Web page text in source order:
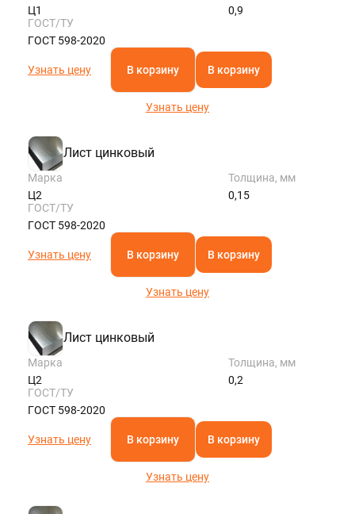
Ц1
0,9
ГОСТ/ТУ
ГОСТ 598-2020
Узнать цену В корзину В корзину
Узнать цену
Лист цинковый
Марка
Ц2
Толщина, мм
0,15
ГОСТ/ТУ
ГОСТ 598-2020
Узнать цену В корзину В корзину
Узнать цену
Лист цинковый
Марка
Ц2
Толщина, мм
0,2
ГОСТ/ТУ
ГОСТ 598-2020
Узнать цену В корзину В корзину
Узнать цену